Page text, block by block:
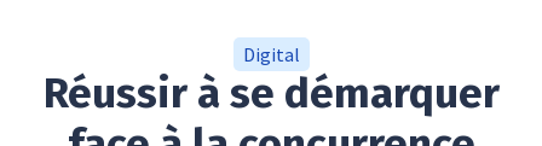
Digital
Réussir à se démarquer